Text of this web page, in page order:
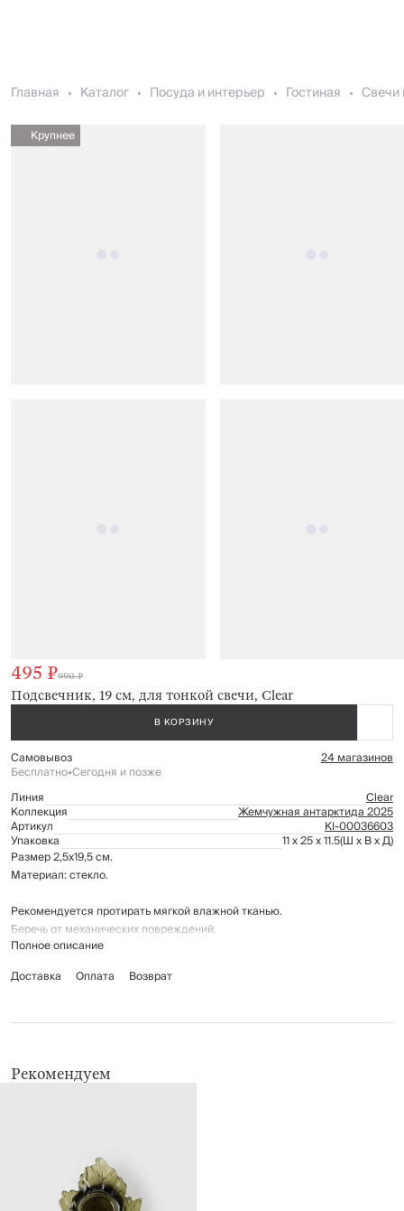
Главная Каталог Посуда и интерьер Гостиная Свечи
Крупнее
Подсвечник, 19 см, для тонкой свечи, Clear
495 ₽990 ₽
В КОРЗИНУ
Самовывоз 24 магазинов
Бесплатно•Сегодня и позже
Линия
Clear
Коллекция Жемчужная антарктида 2025
Артикул Kl-00036603
Упаковка 11 x 25 x 11.5(Ш x В x Д)
Размер 2,5х19,5 см.
Материал: стекло.
Рекомендуется протирать мягкой влажной тканью.
Беречь от механических повреждений.
Полное описание
Доставка
Оплата Возврат
Рекомендуем